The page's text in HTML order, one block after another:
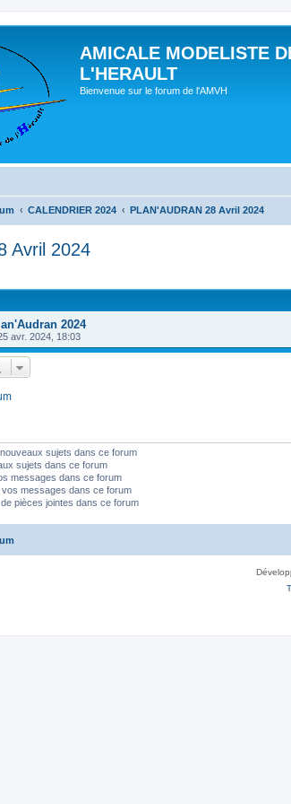
AMICALE MODELISTE
L'HERAULT
Bienvenue sur le forum de l'AMVH
CALENDRIER 2024 PLAN'AUDRAN 28 Avril 2024
Avril 2024
2024
avr. 2024, 18:03
sujets dans ce forum
sujets dans ce forum
messages dans ce forum
messages dans ce forum
pièces jointes dans ce forum